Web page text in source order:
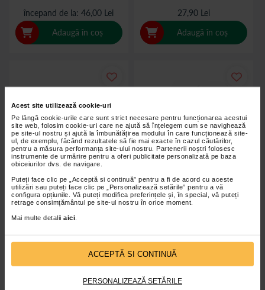
Acest site utilizează cookie-uri
Pe lângă cookie-urile care sunt strict necesare pentru funcționarea acestui
site web, folosim cookie-uri care ne ajută să înțelegem cum se navighează
pe site-ul nostru și ajută la îmbunătățirea modului în care funcționează site-
ul, de exemplu, făcând rezultatele să fie mai exacte în cazul căutărilor,
pentru a măsura performanța site-ului nostru. Partenerii noștri folosesc
instrumente de urmărire pentru a oferi publicitate personalizată pe baza
obiceiurilor dvs. de navigare.
Puteți face clic pe „Acceptă si continuă” pentru a fi de acord cu aceste
utilizări sau puteți face clic pe „Personalizează setările” pentru a vă
configura opțiunile. Vă puteți modifica preferințele și, în special, vă puteți
retrage consimțământul pe site-ul nostru în orice moment.
Mai multe detalii aici
ACCEPTĂ SI CONTINUĂ
PERSONALIZEAZĂ SETĂRILE
începand de la 46,00 Lei
Adaugă în coș
27,90 Lei
Adaugă în coș
Banda Kinesiologica Novama
Indisponibil Indisponibil